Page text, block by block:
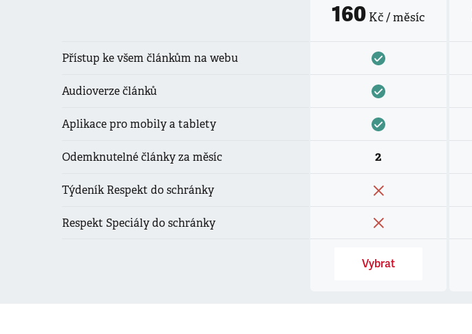
Přístup ke všem článkům na webu
Audioverze článků
Aplikace pro mobily a tablety
Odemknutelné články za měsíc
Týdeník Respekt do schránky
Respekt Speciály do schránky
160 Kč / měsíc
2
Vybrat